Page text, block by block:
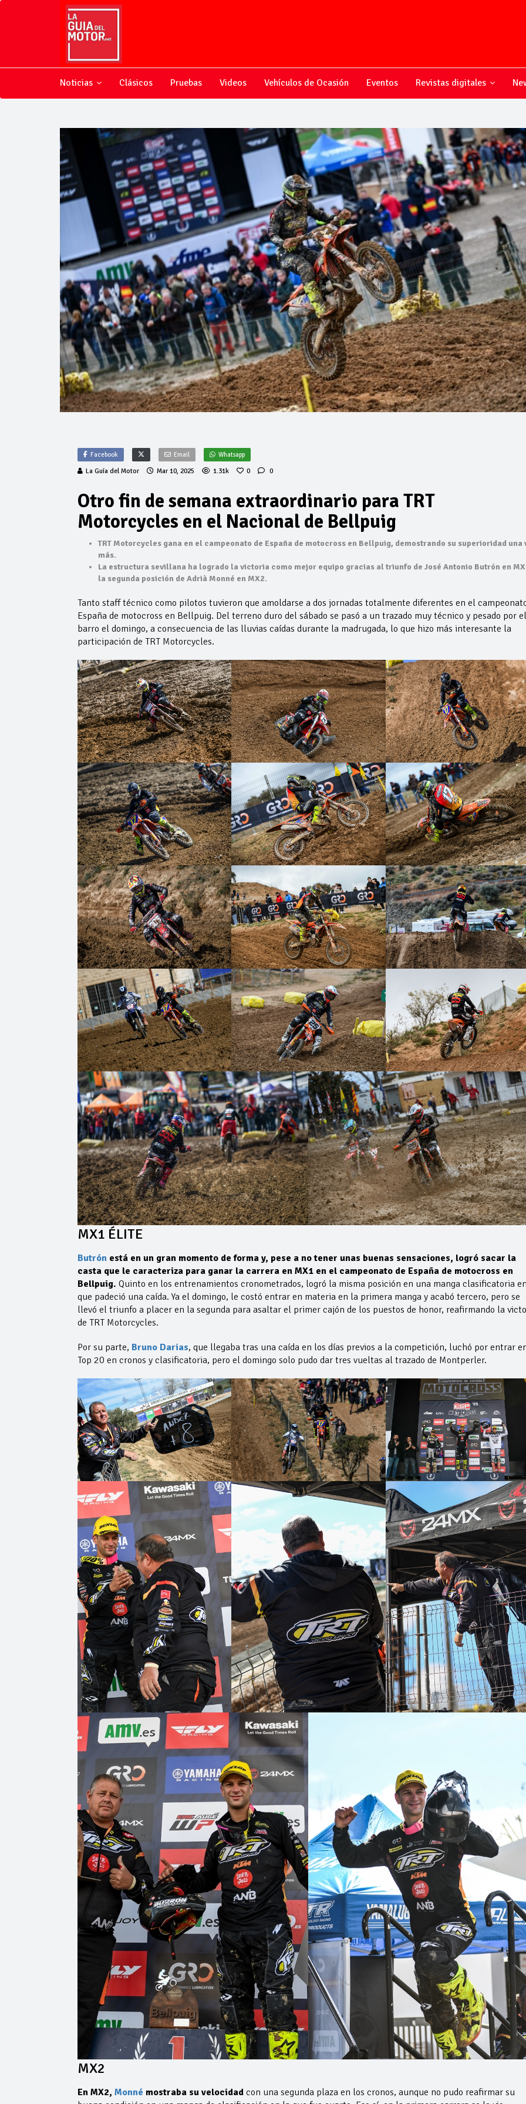
Noticias Clásicos Pruebas Videos Vehículos de Ocasión Eventos Revistas digitales
Facebook Email Whatsapp
La Guía del Motor Mar 10, 2025 1.31k 0 0
Otro fin de semana extraordinario para TRT
Motorcycles en el Nacional de Bellpuig
TRT Motorcycles gana en el campeonato de España de motocross en Bellpuig, demostrando su superioridad una
más.
La estructura sevillana ha logrado la victoria como mejor equipo gracias al triunfo de José Antonio Butrón en
la segunda posición de Adrià Monné en MX2.
Tanto staff técnico como pilotos tuvieron que amoldarse a dos jornadas totalmente diferentes en el
España de motocross en Bellpuig. Del terreno duro del sábado se pasó a un trazado muy técnico y pesado por el
barro el domingo, a consecuencia de las lluvias caídas durante la madrugada, lo que hizo más interesante la
participación de TRT Motorcycles.
MX1 ÉLITE
Butrón está en un gran momento de forma y, pese a no tener unas buenas sensaciones, logró sacar la
casta que le caracteriza para ganar la carrera en MX1 en el campeonato de España de motocross en
Bellpuig. Quinto en los entrenamientos cronometrados, logró la misma posición en una manga clasificatoria
que padeció una caída. Ya el domingo, le costó entrar en materia en la primera manga y acabó tercero, pero se
llevó el triunfo a placer en la segunda para asaltar el primer cajón de los puestos de honor, reafirmando la
de TRT Motorcycles.
Por su parte, Bruno Darias, que llegaba tras una caída en los días previos a la competición, luchó por entrar
Top 20 en cronos y clasificatoria, pero el domingo solo pudo dar tres vueltas al trazado de Montperler.
MX2
En MX2, Monné mostraba su velocidad con una segunda plaza en los cronos, aunque no pudo reafirmar su